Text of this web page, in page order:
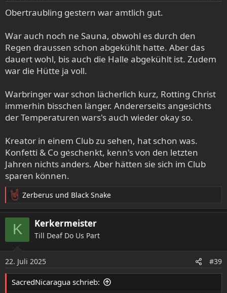
Obertraubling gestern war amtlich gut.
War auch noch ne Sauna, obwohl es durch den
Regen draussen schon abgekühlt hatte. Aber das
dauert wohl, bis auch die Halle abgekühlt ist. Zudem
war die Hütte ja voll.
Warbringer war schon lächerlich kurz, Rotting Christ
immerhin bisschen länger. Andererseits angesichts
der Temperaturen wars's auch wieder okay so.
Kreator in einem Club zu sehen, hat schon was.
Konfetti & Co geschenkt, kenn's von den letzten
Jahren nichts anders. Aber hätten sie sich im Club
sparen können.
R
e
a
n
e
n
Zerberus und Black Snake
K Kerkermeister
Till Deaf Do Us Part
22. Juli 2025 #39
SacredNicaragua schrieb: